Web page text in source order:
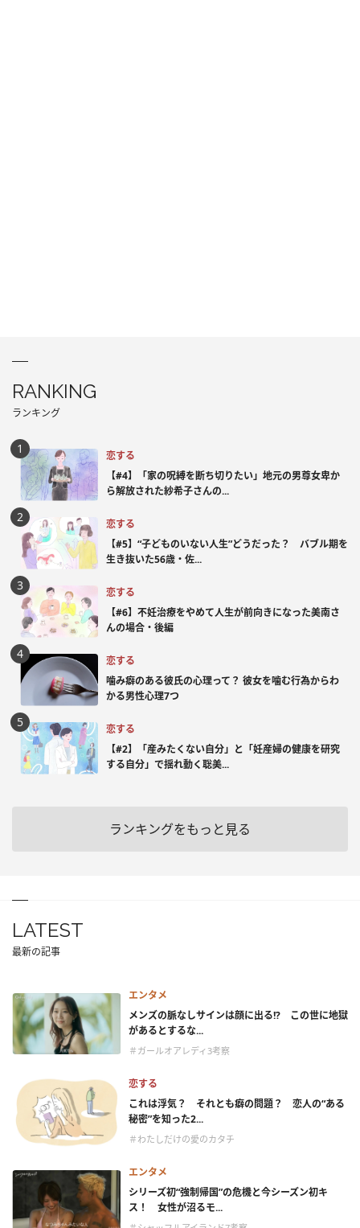
RANKING
ランキング
恋する
【#4】「家の呪縛を断ち切りたい」地元の男尊女卑か
ら解放された紗希子さんの...
恋する
【#5】“子どものいない人生”どうだった？ バブル期を
生き抜いた56歳・佐...
恋する
【#6】不妊治療をやめて人生が前向きになった美南さ
んの場合・後編
恋する
噛み癖のある彼氏の心理って？ 彼女を噛む行為からわ
かる男性心理7つ
恋する
【#2】「産みたくない自分」と「妊産婦の健康を研究
する自分」で揺れ動く聡美...
ランキングをもっと見る
LATEST
最新の記事
エンタメ
メンズの脈なしサインは顔に出る!? この世に地獄
があるとするな...
＃ガールオアレディ3考察
恋する
これは浮気？ それとも癖の問題？ 恋人の“ある
秘密”を知った2...
＃わたしだけの愛のカタチ
エンタメ
シリーズ初“強制帰国”の危機と今シーズン初キ
ス！ 女性が沼るモ...